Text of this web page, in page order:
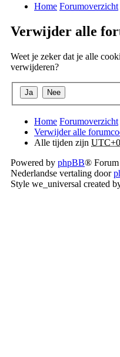
Home Forumoverzicht
Verwijder alle
Weet je zeker dat je alle
verwijderen?
Home Forumoverzicht
Verwijder alle
Alle tijden zijn
Powered by phpBB®
Nederlandse vertaling door
Style we_universal created